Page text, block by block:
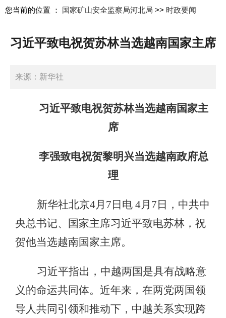
您当前的位置 ： 国家矿山安全监察局河北局 >> 时政要闻
习近平致电祝贺苏林当选越南国家主席
来源：新华社
日期：2026-04-08 09:22:55
习近平致电祝贺苏林当选越南国家主
席
李强致电祝贺黎明兴当选越南政府总
理
新华社北京4月7日电 4月7日，中共中
央总书记、国家主席习近平致电苏林，祝
贺他当选越南国家主席。
习近平指出，中越两国是具有战略意
义的命运共同体。近年来，在两党两国领
导人共同引领和推动下，中越关系实现跨